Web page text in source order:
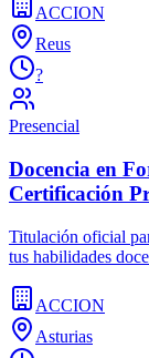
ACCION
Reus
?
Presencial
Docencia en
Certificación
Titulación oficial
tus habilidades
ACCION
Asturias